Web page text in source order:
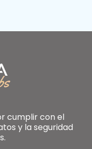
cumplir con el
y la seguridad